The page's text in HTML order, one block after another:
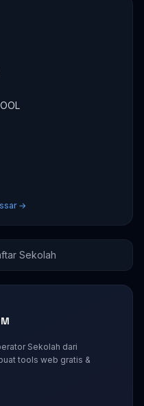
→
Sekolah
Sekolah dari
tools web gratis &